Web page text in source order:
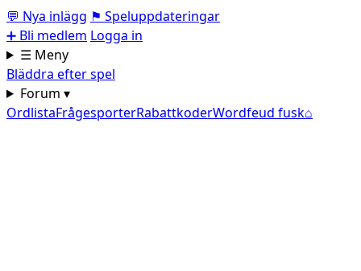
💬 Nya inlägg ⚑ Speluppdateringar
➕ Bli medlem Logga in
☰ Meny
Bläddra efter spel
Forum ▾
OrdlistaFrågesporterRabattkoderWordfeud fusk⌂